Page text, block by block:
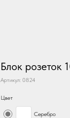
Блок розеток
Артикул: 0824
Цвет
Серебро